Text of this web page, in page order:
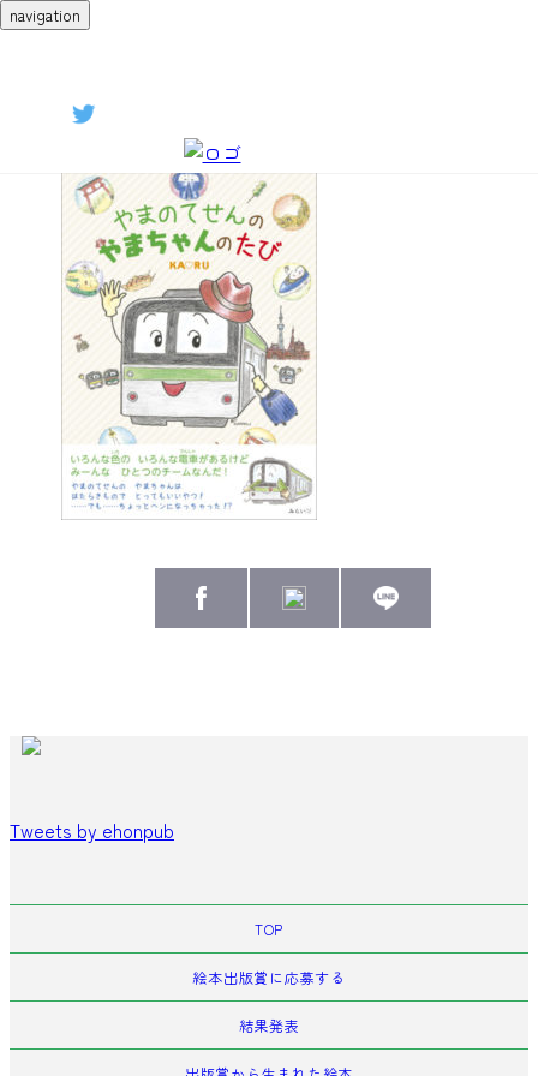
navigation
2025/04/08
Tweets by ehonpub
TOP
絵本出版賞に応募する
結果発表